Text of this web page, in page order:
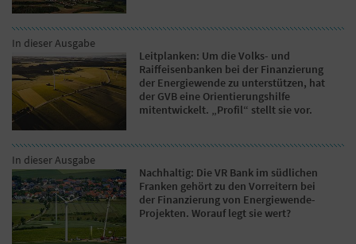
In dieser Ausgabe
Leitplanken: Um die Volks- und
Raiffeisenbanken bei der Finanzierung
der Energiewende zu unterstützen, hat
der GVB eine Orientierungshilfe
mitentwickelt. „Profil“ stellt sie vor.
In dieser Ausgabe
Nachhaltig: Die VR Bank im südlichen
Franken gehört zu den Vorreitern bei
der Finanzierung von Energiewende-
Projekten. Worauf legt sie wert?